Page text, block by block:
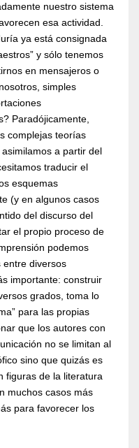
nuestro sistema
esa actividad.
ya está consignada
y sólo tenemos
en mensajeros o
simples
Paradójicamente,
complejas teorías
a partir del
traducir el
esquemas
(y en algunos casos
del discurso del
el propio proceso de
podemos
entre diversos
importante: construir
grados, toma lo
para las propias
que los autores con
no se limitan al
sino que quizás es
figuras de la literatura
muchos casos más
para favorecer los